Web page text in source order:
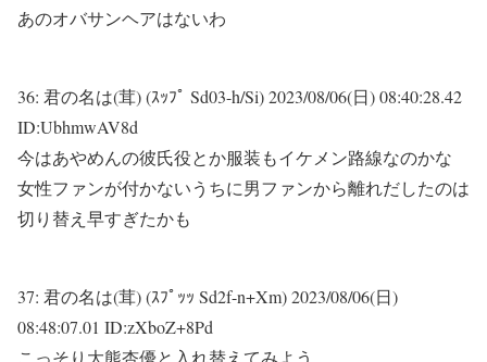
あのオバサンヘアはないわ
36: 君の名は(茸) (ｽｯﾌﾟ Sd03-h/Si)2023/08/06(日) 08:40:28.42
ID:UbhmwAV8d
今はあやめんの彼氏役とか服装もイケメン路線なのかな
女性ファンが付かないうちに男ファンから離れだしたのは
切り替え早すぎたかも
37: 君の名は(茸) (ｽﾌﾟｯｯ Sd2f-n+Xm)2023/08/06(日)
08:48:07.01 ID:zXboZ+8Pd
こっそり大熊杏優と入れ替えてみよう